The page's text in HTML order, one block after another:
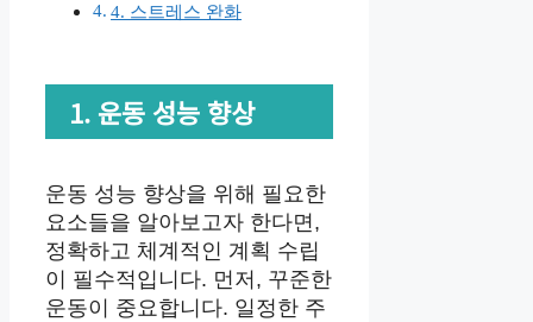
4. 스트레스 완화
1. 운동 성능 향상
운동 성능 향상을 위해 필요한
요소들을 알아보고자 한다면,
정확하고 체계적인 계획 수립
이 필수적입니다. 먼저, 꾸준한
운동이 중요합니다. 일정한 주